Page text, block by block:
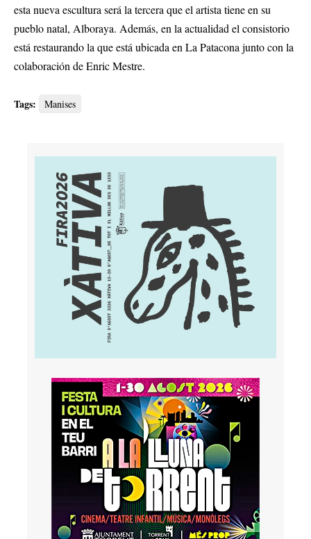
esta nueva escultura será la tercera que el artista tiene en su
pueblo natal, Alboraya. Además, en la actualidad el consistorio
está restaurando la que está ubicada en La Patacona junto con la
colaboración de Enric Mestre.
Tags: Manises